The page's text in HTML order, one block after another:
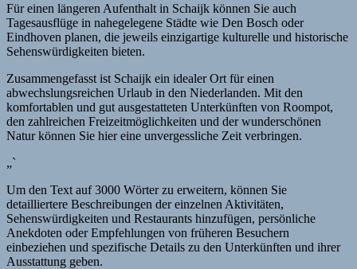
Für einen längeren Aufenthalt in Schaijk können Sie auch
Tagesausflüge in nahegelegene Städte wie Den Bosch oder
Eindhoven planen, die jeweils einzigartige kulturelle und historische
Sehenswürdigkeiten bieten.
Zusammengefasst ist Schaijk ein idealer Ort für einen
abwechslungsreichen Urlaub in den Niederlanden. Mit den
komfortablen und gut ausgestatteten Unterkünften von Roompot,
den zahlreichen Freizeitmöglichkeiten und der wunderschönen
Natur können Sie hier eine unvergessliche Zeit verbringen.
„`
Um den Text auf 3000 Wörter zu erweitern, können Sie
detailliertere Beschreibungen der einzelnen Aktivitäten,
Sehenswürdigkeiten und Restaurants hinzufügen, persönliche
Anekdoten oder Empfehlungen von früheren Besuchern
einbeziehen und spezifische Details zu den Unterkünften und ihrer
Ausstattung geben.